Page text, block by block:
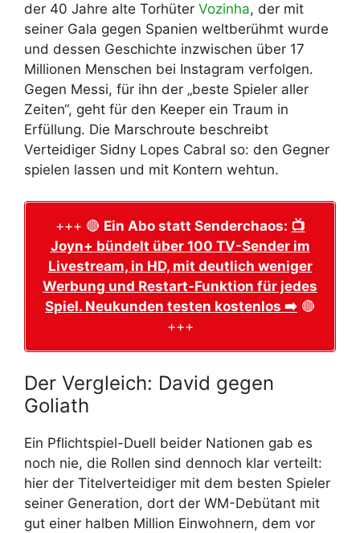
der 40 Jahre alte Torhüter Vozinha, der mit
seiner Gala gegen Spanien weltberühmt wurde
und dessen Geschichte inzwischen über 17
Millionen Menschen bei Instagram verfolgen.
Gegen Messi, für ihn der „beste Spieler aller
Zeiten“, geht für den Keeper ein Traum in
Erfüllung. Die Marschroute beschreibt
Verteidiger Sidny Lopes Cabral so: den Gegner
spielen lassen und mit Kontern wehtun.
+++ 🔴 Ein Abo statt Senderchaos: 📺
Joyn+ bündelt über 100 TV-Sender im
Livestream, in HD, mit deutlich weniger
Werbung und Restart-Funktion für jedes
Spiel. Neukunden testen kostenlos ➡️ 🔴
+++
Der Vergleich: David gegen
Goliath
Ein Pflichtspiel-Duell beider Nationen gab es
noch nie, die Rollen sind dennoch klar verteilt:
hier der Titelverteidiger mit dem besten Spieler
seiner Generation, dort der WM-Debütant mit
gut einer halben Million Einwohnern, dem vor